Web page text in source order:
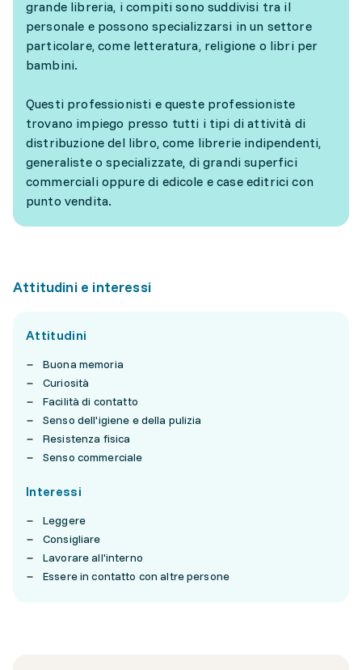
grande libreria, i compiti sono suddivisi tra il
personale e possono specializzarsi in un settore
particolare, come letteratura, religione o libri per
bambini.
Questi professionisti e queste professioniste
trovano impiego presso tutti i tipi di attività di
distribuzione del libro, come librerie indipendenti,
generaliste o specializzate, di grandi superfici
commerciali oppure di edicole e case editrici con
punto vendita.
Attitudini e interessi
Attitudini
Buona memoria
Curiosità
Facilità di contatto
Senso dell'igiene e della pulizia
Resistenza fisica
Senso commerciale
Interessi
Leggere
Consigliare
Lavorare all'interno
Essere in contatto con altre persone